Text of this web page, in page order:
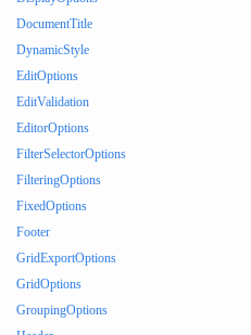
DocumentTitle
DynamicStyle
EditOptions
EditValidation
EditorOptions
FilterSelectorOptions
FilteringOptions
FixedOptions
Footer
GridExportOptions
GridOptions
GroupingOptions